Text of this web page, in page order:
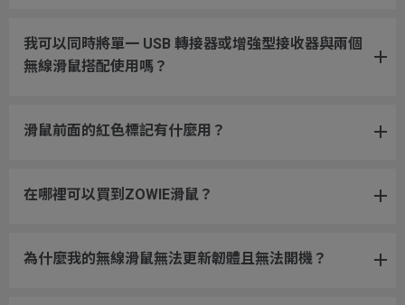
我可以同時將單一 USB 轉接器或增強型接收器與兩個
無線滑鼠搭配使用嗎？
滑鼠前面的紅色標記有什麼用？
在哪裡可以買到ZOWIE滑鼠？
為什麼我的無線滑鼠無法更新韌體且無法開機？